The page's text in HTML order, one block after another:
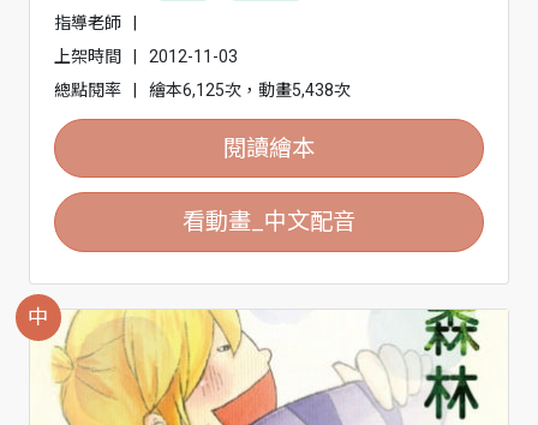
指導老師
上架時間
2012-11-03
總點閱率
繪本6,125次，動畫5,438次
閱讀繪本
看動畫_中文配音
中